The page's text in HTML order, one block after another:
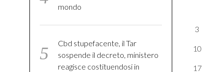
mondo
Cbd stupefacente, il Tar
sospende il decreto, ministero
reagisce costituendosi in
3
10
17